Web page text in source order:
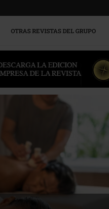
OTRAS REVISTAS DEL GRUPO